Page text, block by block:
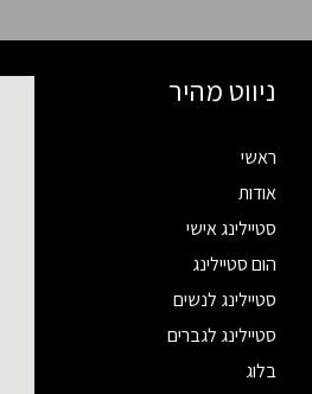
ניווט מהיר
ראשי
אודות
סטיילינג אישי
הום סטיילינג
סטיילינג לנשים
סטיילינג לגברים
בלוג